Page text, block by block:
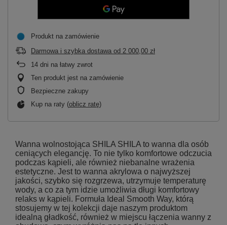
Produkt na zamówienie
Darmowa i szybka dostawa od 2 000,00 zł
14 dni na łatwy zwrot
Ten produkt jest na zamówienie
Bezpieczne zakupy
Kup na raty (oblicz ratę)
Wanna wolnostojąca SHILA SHILA to wanna dla osób
ceniących elegancję. To nie tylko komfortowe odczucia
podczas kąpieli, ale również niebanalne wrażenia
estetyczne. Jest to wanna akrylowa o najwyższej
jakości, szybko się rozgrzewa, utrzymuje temperaturę
wody, a co za tym idzie umożliwia długi komfortowy
relaks w kąpieli. Formuła Ideal Smooth Way, którą
stosujemy w tej kolekcji daje naszym produktom
idealną gładkość, również w miejscu łączenia wanny z